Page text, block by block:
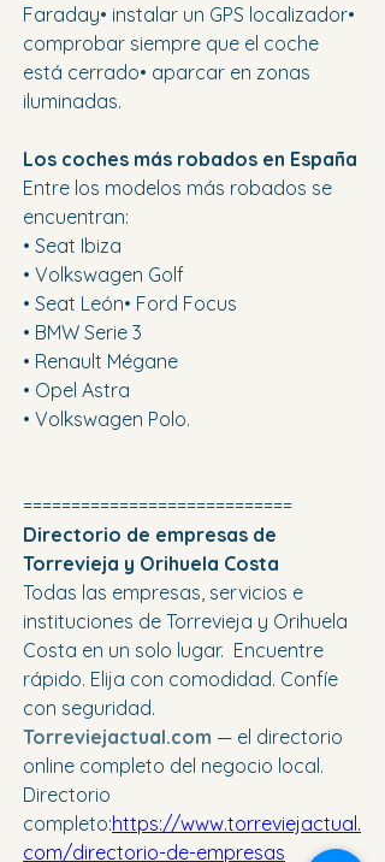
Faraday• instalar un GPS localizador•
comprobar siempre que el coche
está cerrado• aparcar en zonas
iluminadas.
Los coches más robados en España
Entre los modelos más robados se
encuentran:
• Seat Ibiza
• Volkswagen Golf
• Seat León• Ford Focus
• BMW Serie 3
• Renault Mégane
• Opel Astra
• Volkswagen Polo.
============================
Directorio de empresas de
Torrevieja y Orihuela Costa
Todas las empresas, servicios e
instituciones de Torrevieja y Orihuela
Costa en un solo lugar.  Encuentre
rápido. Elija con comodidad. Confíe
con seguridad.
Torreviejactual.com — el directorio
online completo del negocio local.
Directorio
completo:https://www.torreviejactual.
com/directorio-de-empresas